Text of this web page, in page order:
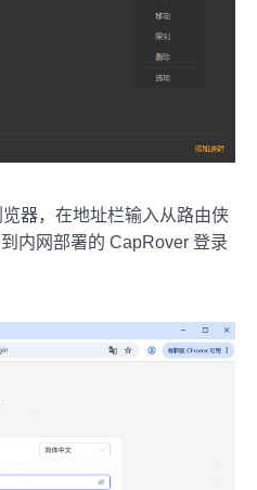
器，在地址栏输入从路由侠
内网部署的 CapRover 登录